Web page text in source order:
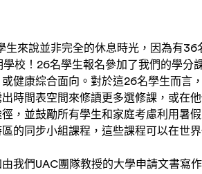
生來說並非完全的休息時光，因為有
校！26名學生報名參加了我們的學分
健康綜合面向。對於這26名學生而言
時間表空間來修讀更多選修課，或在
，並鼓勵所有學生和家庭考慮利用暑
的同步小組課程，這些課程可以在世
我們UAC團隊教授的大學申請文書寫